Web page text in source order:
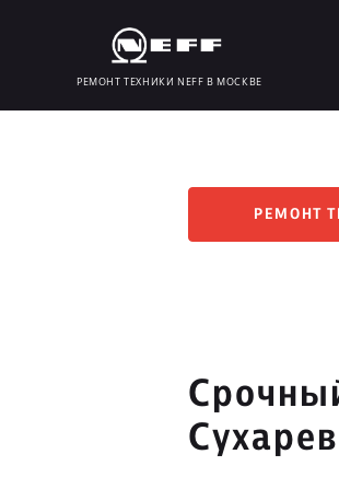
РЕМОНТ ТЕХНИКИ NEFF В МОСКВЕ
РЕМОНТ